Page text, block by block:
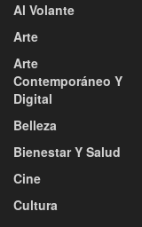
Al Volante
Arte
Arte
Contemporáneo Y
Digital
Belleza
Bienestar Y Salud
Cine
Cultura